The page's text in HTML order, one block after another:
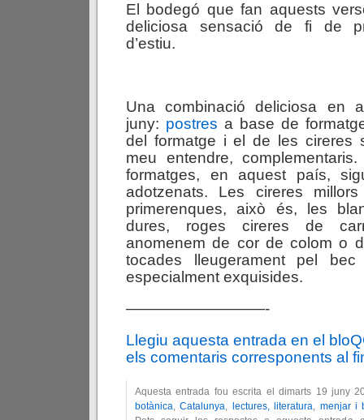
El bodegó que fan aquests
deliciosa sensació de fi de
d’estiu.
Una combinació deliciosa en
juny: postres a base de
del formatge i el de les cireres
meu entendre,
formatges, en aquest país,
adotzenats. Les cireres
primerenques, això és, les
dures, roges cireres de
anomenem de cor de colom o
tocades lleugerament pel
especialment exquisides.
—————————-
Llegiu aquesta entrada en el
els comentaris corresponents al
Aquesta entrada fou escrita el dimarts 19 juny
botànica,Catalunya, lectures, literatura, menjar i